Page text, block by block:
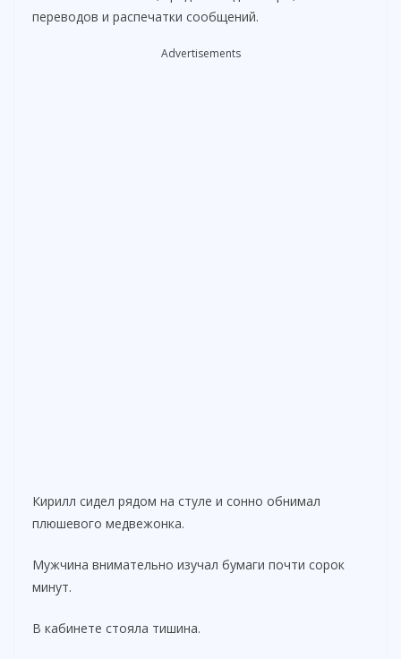
переводов и распечатки сообщений.
Advertisements
Кирилл сидел рядом на стуле и сонно обнимал
плюшевого медвежонка.
Мужчина внимательно изучал бумаги почти сорок
минут.
В кабинете стояла тишина.